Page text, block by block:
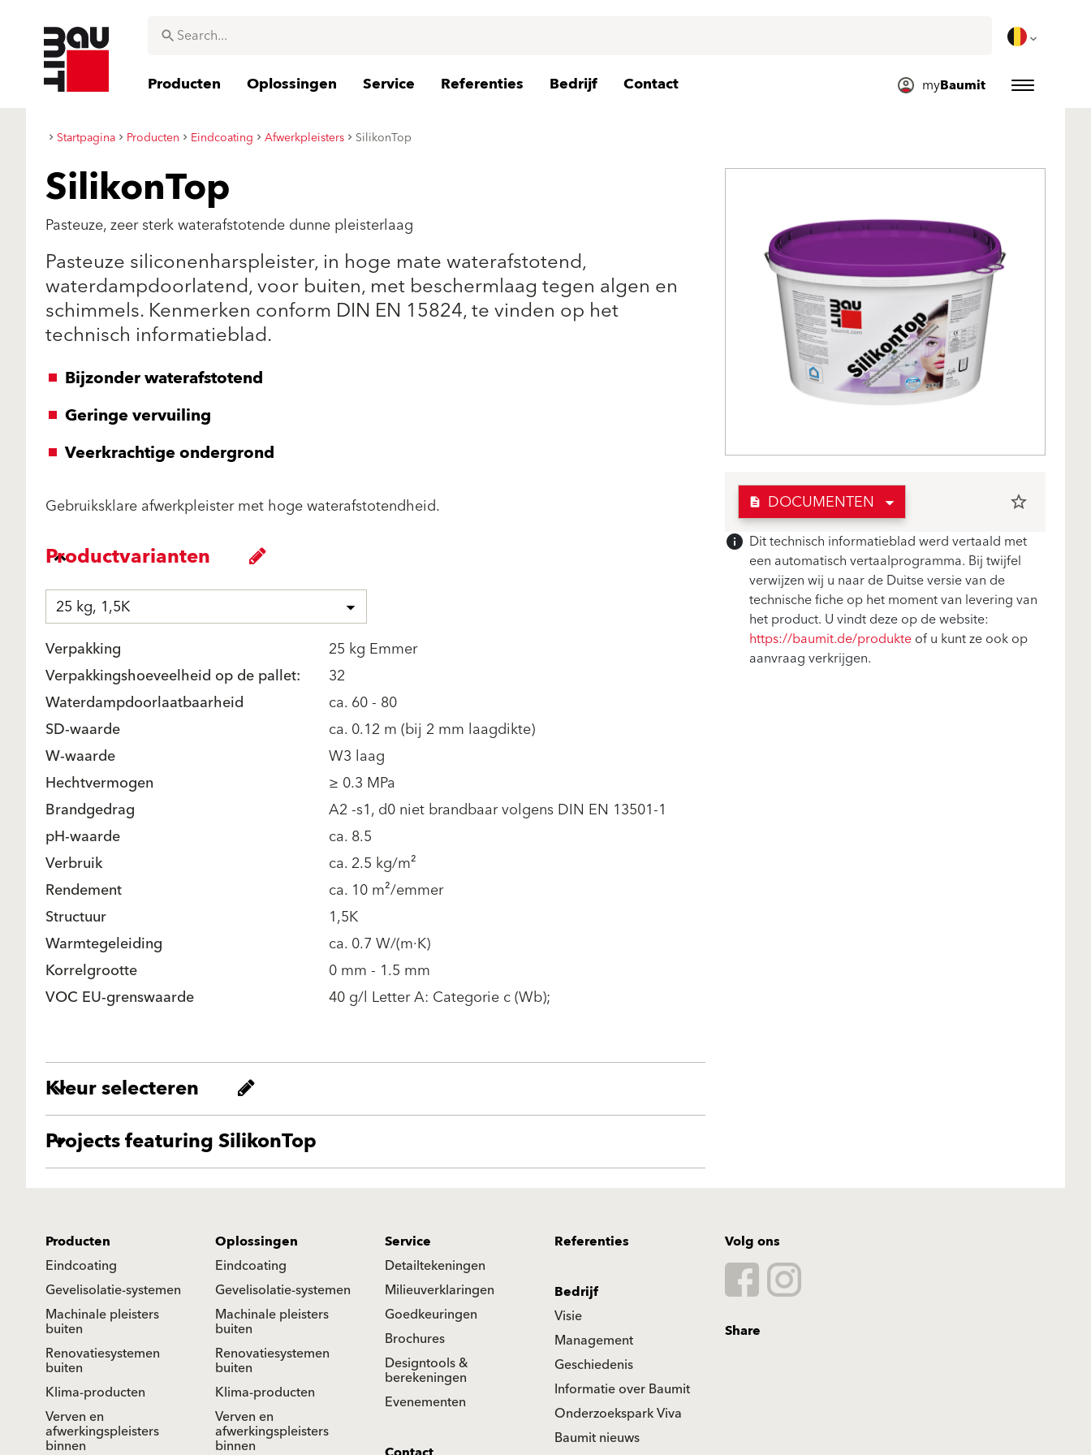
Producten Oplossingen Service Referenties Bedrijf Contact myBaumit
Startpagina Producten Eindcoating Afwerkpleisters SilikonTop
SilikonTop
Pasteuze, zeer sterk waterafstotende dunne pleisterlaag
Pasteuze siliconenharspleister, in hoge mate waterafstotend,
waterdampdoorlatend, voor buiten, met beschermlaag tegen algen en
schimmels. Kenmerken conform DIN EN 15824, te vinden op het
technisch informatieblad.
Bijzonder waterafstotend
Geringe vervuiling
Veerkrachtige ondergrond
Gebruiksklare afwerkpleister met hoge waterafstotendheid.
Productvarianten
25 kg, 1,5K
Verpakking
25 kg Emmer
Verpakkingshoeveelheid op de pallet:
32
Waterdampdoorlaatbaarheid
ca. 60 - 80
SD-waarde
ca. 0.12 m (bij 2 mm laagdikte)
W-waarde
W3 laag
Hechtvermogen
≥ 0.3 MPa
Brandgedrag
A2 -s1, d0 niet brandbaar volgens DIN EN 13501-1
pH-waarde
ca. 8.5
Verbruik
ca. 2.5 kg/m²
Rendement
ca. 10 m²/emmer
Structuur
1,5K
Warmtegeleiding
ca. 0.7 W/(m·K)
Korrelgrootte
0 mm - 1.5 mm
VOC EU-grenswaarde
40 g/l Letter A: Categorie c (Wb);
Kleur selecteren
Projects featuring SilikonTop
description DOCUMENTEN star_border
info Dit technisch informatieblad werd vertaald met
een automatisch vertaalprogramma. Bij twijfel
verwijzen wij u naar de Duitse versie van de
technische fiche op het moment van levering van
het product. U vindt deze op de website:
https://baumit.de/produkteof u kunt ze ook op
aanvraag verkrijgen.
Producten
Eindcoating
Gevelisolatie-systemen
Machinale pleisters
buiten
Renovatiesystemen
buiten
Klima-producten
Verven en
afwerkingspleisters
binnen
Oplossingen
Eindcoating
Gevelisolatie-systemen
Machinale pleisters
buiten
Renovatiesystemen
buiten
Klima-producten
Verven en
afwerkingspleisters
binnen
Service
Detailtekeningen
Milieuverklaringen
Goedkeuringen
Brochures
Designtools &
berekeningen
Evenementen
Referenties
Bedrijf
Visie
Management
Geschiedenis
Informatie over Baumit
Onderzoekspark Viva
Baumit nieuws
Volg ons
Share